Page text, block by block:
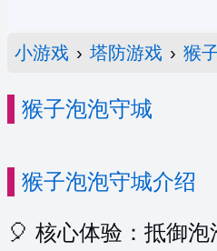
小游戏 › 塔防游戏 › 猴
猴子泡泡守城
猴子泡泡守城介绍
🎈 核心体验：抵御